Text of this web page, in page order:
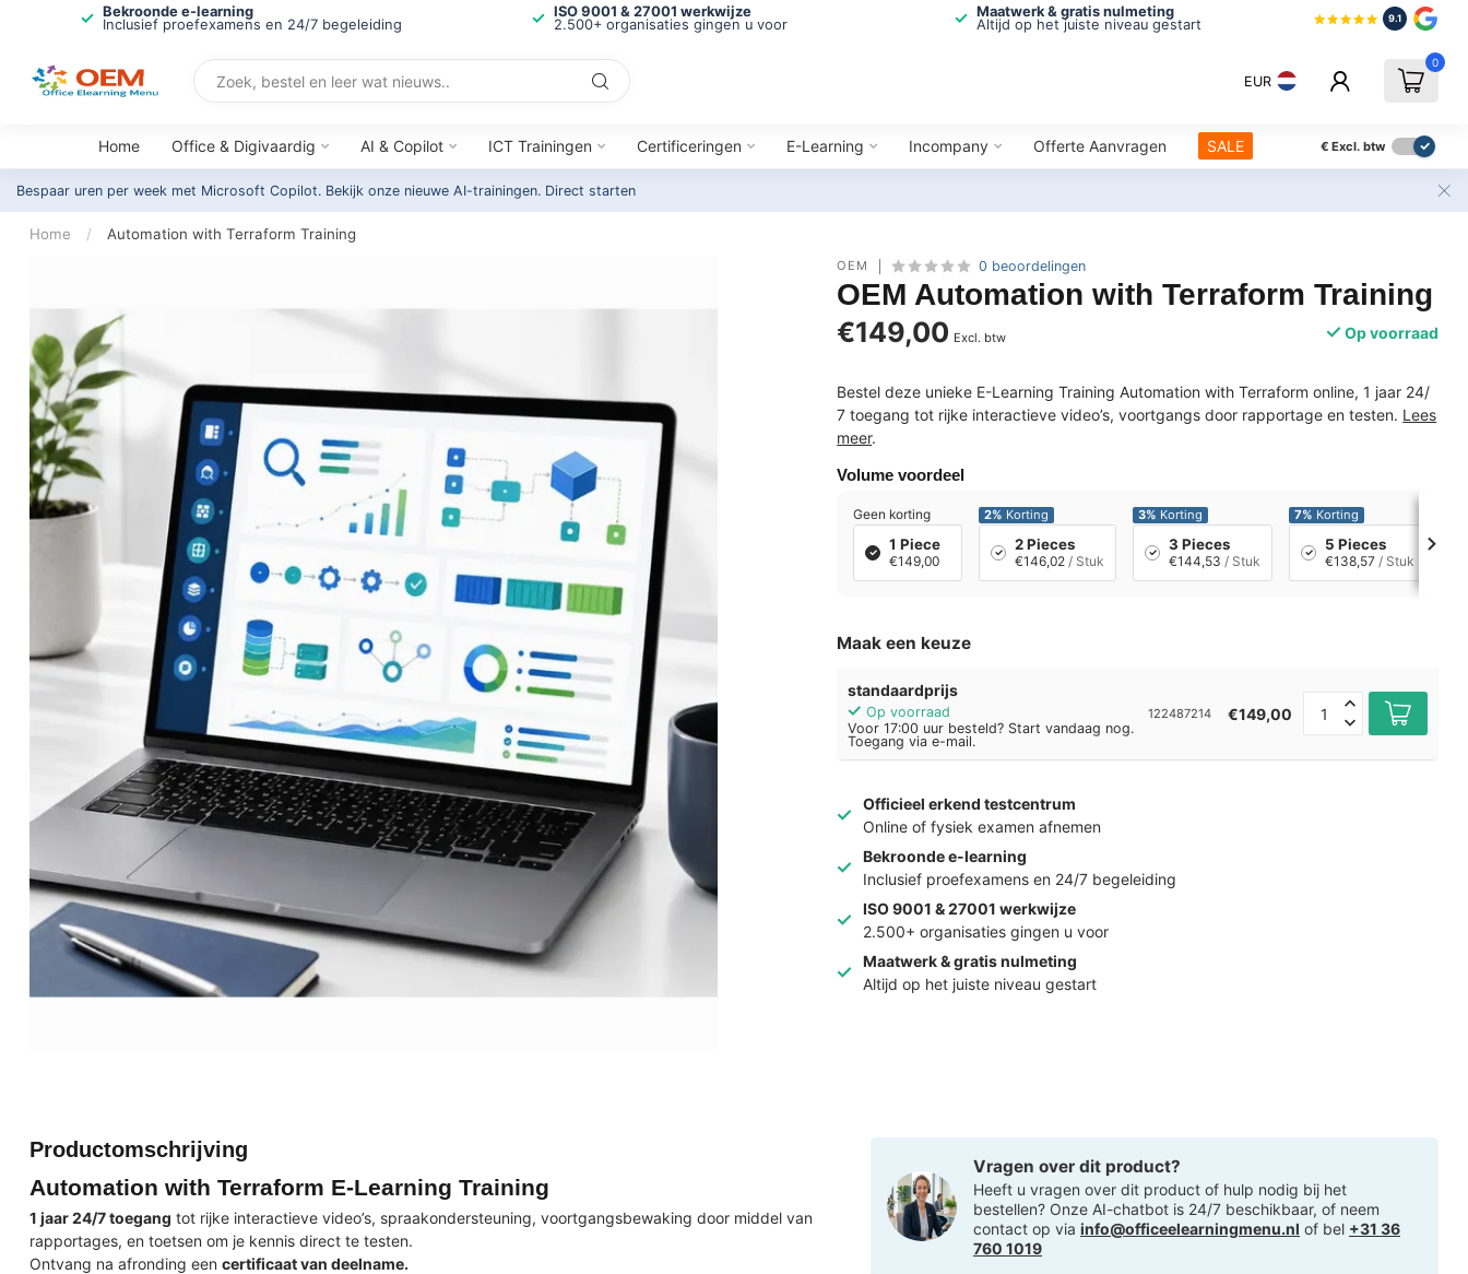
Bekroonde e-learning
Inclusief proefexamens en 24/7 begeleiding
ISO 9001 & 27001 werkwijze
2.500+ organisaties gingen u voor
Maatwerk & gratis nulmeting
Altijd op het juiste niveau gestart
9.1
EUR
0
Home Office & Digivaardig AI & Copilot ICT Trainingen Certificeringen E-Learning Incompany Offerte Aanvragen SALE € Excl. btw
Bespaar uren per week met Microsoft Copilot. Bekijk onze nieuwe AI-trainingen. Direct starten
Home / Automation with Terraform Training
OEM 0 beoordelingen
OEM Automation with Terraform Training
€149,00 Excl. btw Op voorraad
Bestel deze unieke E-Learning Training Automation with Terraform online, 1 jaar 24/
7 toegang tot rijke interactieve video’s, voortgangs door rapportage en testen. Lees
meer.
Volume voordeel
Geen korting
1 Piece
€149,00
2% Korting
2 Pieces
€146,02 / Stuk
3% Korting
3 Pieces
€144,53 / Stuk
7% Korting
5 Pieces
€138,57 / Stuk
Maak een keuze
standaardprijs
Op voorraad
Voor 17:00 uur besteld? Start vandaag nog.
Toegang via e-mail.
122487214 €149,00
Officieel erkend testcentrum
Online of fysiek examen afnemen
Bekroonde e-learning
Inclusief proefexamens en 24/7 begeleiding
ISO 9001 & 27001 werkwijze
2.500+ organisaties gingen u voor
Maatwerk & gratis nulmeting
Altijd op het juiste niveau gestart
Productomschrijving
Automation with Terraform E-Learning Training
1 jaar 24/7 toegang tot rijke interactieve video’s, spraakondersteuning, voortgangsbewaking door middel van
rapportages, en toetsen om je kennis direct te testen.
Ontvang na afronding een certificaat van deelname.
Vragen over dit product?
Heeft u vragen over dit product of hulp nodig bij het
bestellen? Onze AI-chatbot is 24/7 beschikbaar, of neem
contact op via info@officeelearningmenu.nl of bel +31 36
760 1019